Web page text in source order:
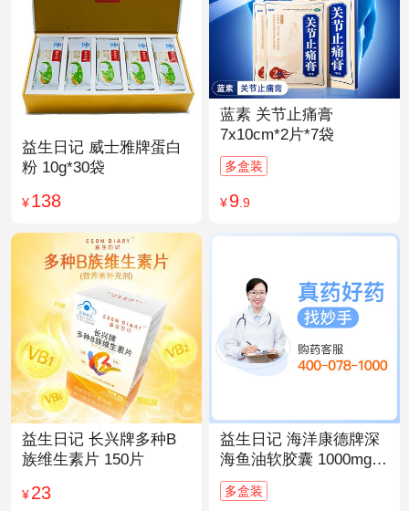
蓝素 关节止痛膏
7x10cm*2片*7袋
多盒装
¥9.9
益生日记 威士雅牌蛋白
粉 10g*30袋
¥138
益生日记 海洋康德牌深
海鱼油软胶囊 1000mg/
粒*200粒
多盒装
益生日记 长兴牌多种B
族维生素片 150片
¥23